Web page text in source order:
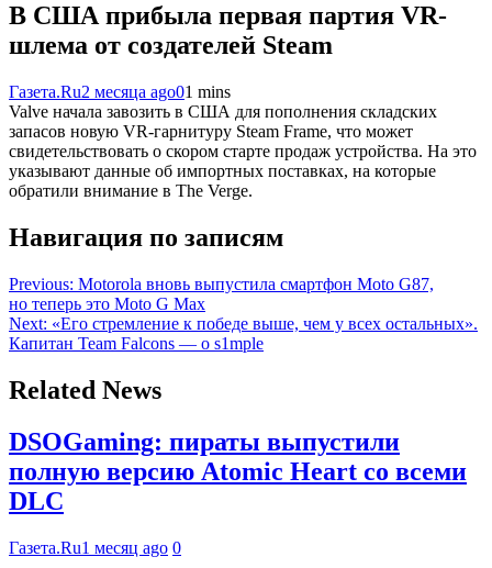
В США прибыла первая партия VR-
шлема от создателей Steam
Газета.Ru2 месяца ago01 mins
Valve начала завозить в США для пополнения складских
запасов новую VR-гарнитуру Steam Frame, что может
свидетельствовать о скором старте продаж устройства. На это
указывают данные об импортных поставках, на которые
обратили внимание в The Verge.
Навигация по записям
Previous: Motorola вновь выпустила смартфон Moto G87,
но теперь это Moto G Max
Next: «Его стремление к победе выше, чем у всех остальных».
Капитан Team Falcons — о s1mple
Related News
DSOGaming: пираты выпустили
полную версию Atomic Heart со всеми
DLC
Газета.Ru1 месяц ago 0